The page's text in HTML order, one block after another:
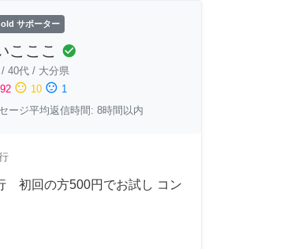
サポーター
こここ check_circle
/ 40代/ 大分県
sentiment_neutral 10 sentiment_dissatisfied 1
ージ平均返信時間: 8時間以内
初回の方500円でお試し コン